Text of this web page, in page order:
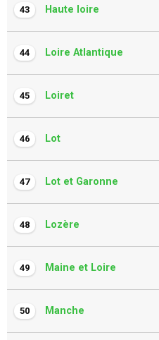
43 Haute loire
44 Loire Atlantique
45 Loiret
46 Lot
47 Lot et Garonne
48 Lozère
49 Maine et Loire
50 Manche